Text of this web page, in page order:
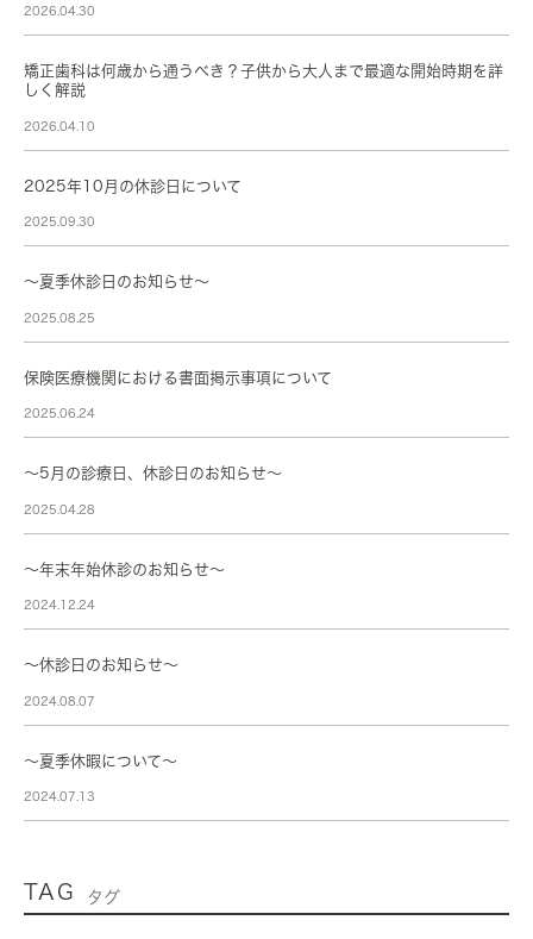
2026.04.30
矯正歯科は何歳から通うべき？子供から大人まで最適な開始時期を詳
しく解説
2026.04.10
2025年10月の休診日について
2025.09.30
～夏季休診日のお知らせ～
2025.08.25
保険医療機関における書面掲示事項について
2025.06.24
～5月の診療日、休診日のお知らせ～
2025.04.28
〜年末年始休診のお知らせ〜
2024.12.24
～休診日のお知らせ～
2024.08.07
～夏季休暇について～
2024.07.13
TAG タグ